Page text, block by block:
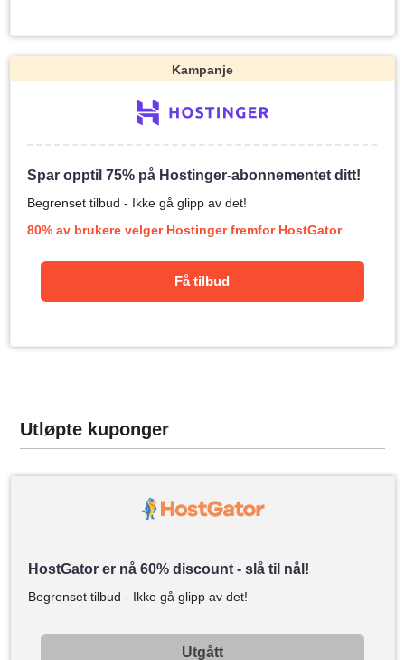
Kampanje
Spar opptil 75% på Hostinger-abonnementet ditt!
Begrenset tilbud - Ikke gå glipp av det!
80% av brukere velger Hostinger fremfor HostGator
Få tilbud
Utløpte kuponger
HostGator er nå 60% discount - slå til nål!
Begrenset tilbud - Ikke gå glipp av det!
Utgått